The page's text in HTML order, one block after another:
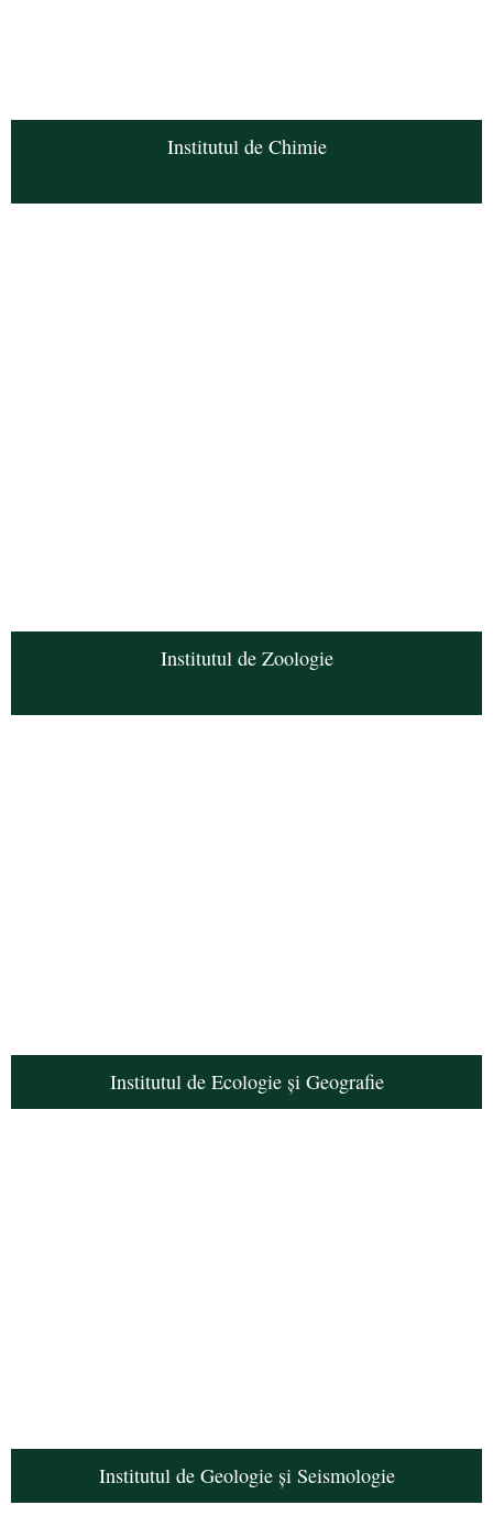
Institutul de Chimie
Institutul de Zoologie
Institutul de Ecologie și Geografie
Institutul de Geologie și Seismologie